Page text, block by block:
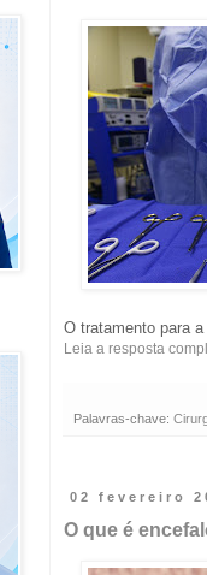
O tratamento para
Leia a resposta
Palavras-chave:
02 fevereiro
O que é